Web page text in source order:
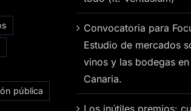
pública
Convocatoria para
Estudio de mercados
vinos y las bodegas en
Canaria.
Los inútiles premios: